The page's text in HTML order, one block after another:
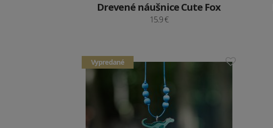
Drevené náušnice Cute Fox
15.9 €
Vypredané